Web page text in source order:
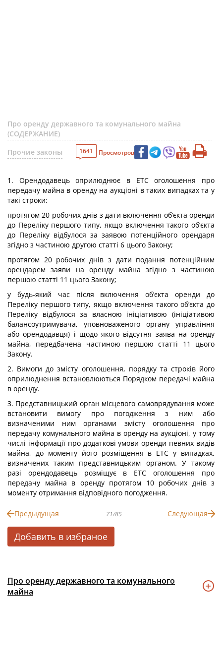
Про оренду державного та комунального майна
(СОДЕРЖАНИЕ)
Прочие законы
1641 Просмотров
1. Орендодавець оприлюднює в ЕТС оголошення про
передачу майна в оренду на аукціоні в таких випадках та у
такі строки:
протягом 20 робочих днів з дати включення об’єкта оренди
до Переліку першого типу, якщо включення такого об’єкта
до Переліку відбулося за заявою потенційного орендаря
згідно з частиною другою статті 6 цього Закону;
протягом 20 робочих днів з дати подання потенційним
орендарем заяви на оренду майна згідно з частиною
першою статті 11 цього Закону;
у будь-який час після включення об’єкта оренди до
Переліку першого типу, якщо включення такого об’єкта до
Переліку відбулося за власною ініціативою (ініціативою
балансоутримувача, уповноваженого органу управління
або орендодавця) і щодо якого відсутня заява на оренду
майна, передбачена частиною першою статті 11 цього
Закону.
2. Вимоги до змісту оголошення, порядку та строків його
оприлюднення встановлюються Порядком передачі майна
в оренду.
3. Представницький орган місцевого самоврядування може
встановити вимогу про погодження з ним або
визначеними ним органами змісту оголошення про
передачу комунального майна в оренду на аукціоні, у тому
числі інформації про додаткові умови оренди певних видів
майна, до моменту його розміщення в ЕТС у випадках,
визначених таким представницьким органом. У такому
разі орендодавець розміщує в ЕТС оголошення про
передачу майна в оренду протягом 10 робочих днів з
моменту отримання відповідного погодження.
Предыдущая 71/85 Следующая
Добавить в избраное
Про оренду державного та комунального
майна